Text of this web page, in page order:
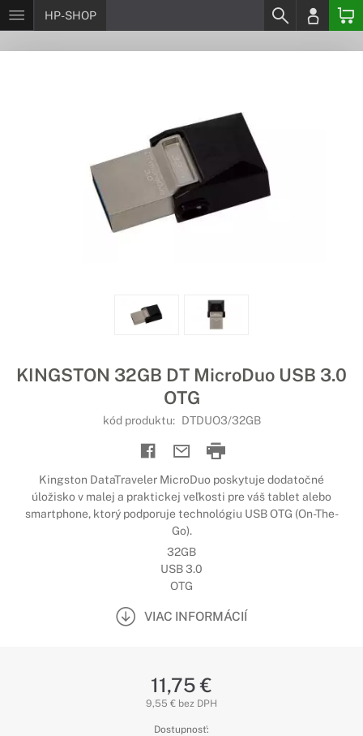
HP-SHOP
KINGSTON 32GB DT MicroDuo USB 3.0
OTG
kód produktu: DTDUO3/32GB
Kingston DataTraveler MicroDuo poskytuje dodatočné
úložisko v malej a praktickej veľkosti pre váš tablet alebo
smartphone, ktorý podporuje technológiu USB OTG (On-The-
Go).
32GB
USB 3.0
OTG
VIAC INFORMÁCIÍ
11,75 €
9,55 € bez DPH
Dostupnosť: